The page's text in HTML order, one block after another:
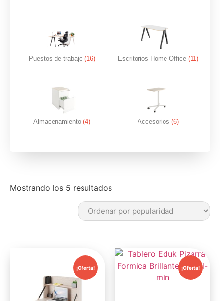
Puestos de trabajo (16) Escritorios Home Office (11)
Almacenamiento (4) Accesorios (6)
Mostrando los 5 resultados
¡Oferta! ¡Oferta!